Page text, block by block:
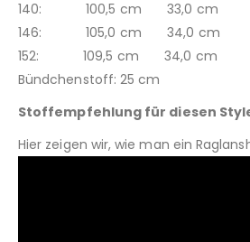
140: 100,5 cm 33,0 cm
146: 105,0 cm 34,0 cm
152: 109,5 cm 34,0 cm
Bündchenstoff: 25 cm
Stoffempfehlung für diesen
Hier zeigen wir, wie man ein